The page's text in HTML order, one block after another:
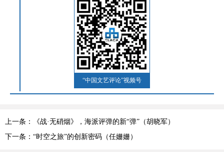
“中国文艺评论”视频号
上一条：《战·无硝烟》，海派评弹的新“弹”（胡晓军）
下一条：“时空之旅”的创新密码（任姗姗）